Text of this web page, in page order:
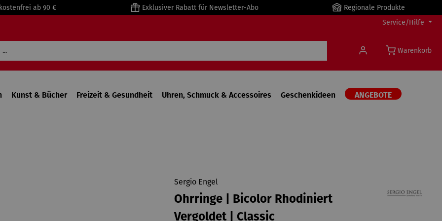
ab 90 € Exklusiver Rabatt für Newsletter-Abo
Regionale Produkte
Service/Hilfe
Warenkorb
Kunst & Bücher Freizeit & Gesundheit Uhren, Schmuck & Accessoires Geschenkideen ANGEBOTE
Sergio Engel
Ohrringe | Bicolor Rhodiniert
Vergoldet | Classic